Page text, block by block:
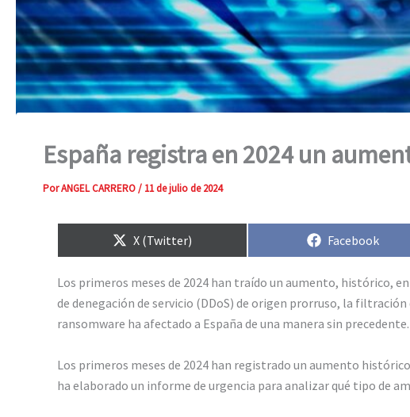
España registra en 2024 un
PorANGEL CARRERO/ 11 de julio de 2024
Compartir
en
X (Twitter)
Compartir
Facebook
Los primeros meses de 2024 han traído un aumento, histórico,
de denegación de servicio (DDoS) de origen prorruso, la
ransomware ha afectado a España de una manera sin precedente.
Los primeros meses de 2024 han registrado un aumento
ha elaborado un informe de urgencia para analizar qué tipo de